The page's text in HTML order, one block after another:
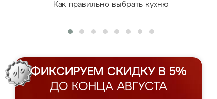
Как правильно выбрать кухню
ФИКСИРУЕМ СКИДКУ В 5%
ДО КОНЦА АВГУСТА